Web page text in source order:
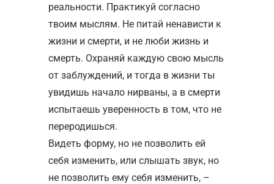
реальности. Практикуй согласно
твоим мыслям. Не питай ненависти к
жизни и смерти, и не люби жизнь и
смерть. Охраняй каждую свою мысль
от заблуждений, и тогда в жизни ты
увидишь начало нирваны, а в смерти
испытаешь уверенность в том, что не
переродишься.
Видеть форму, но не позволить ей
себя изменить, или слышать звук, но
не позволить ему себя изменить, –